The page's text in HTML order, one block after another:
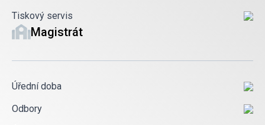
Tiskový servis
Magistrát
Úřední doba
Odbory